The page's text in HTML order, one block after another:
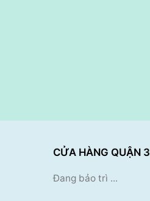
CỬA HÀNG QUẬN 3
Đang bảo trì ...